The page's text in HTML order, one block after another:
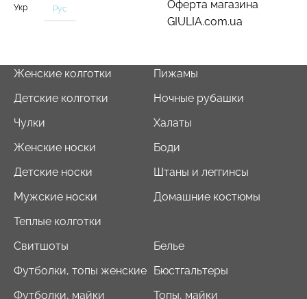
Оферта магазина
GIULIA.com.ua
Укр Рус
Женские колготки
Детские колготки
Чулки
Женские носки
Детские носки
Мужские носки
Теплые колготки
Пижамы
Ночные рубашки
Халаты
Боди
Штаны и леггинсы
Домашние костюмы
Свитшоты
Футболки, топы женские
Футболки, майки
Белье
Бюстгальтеры
Топы, майки